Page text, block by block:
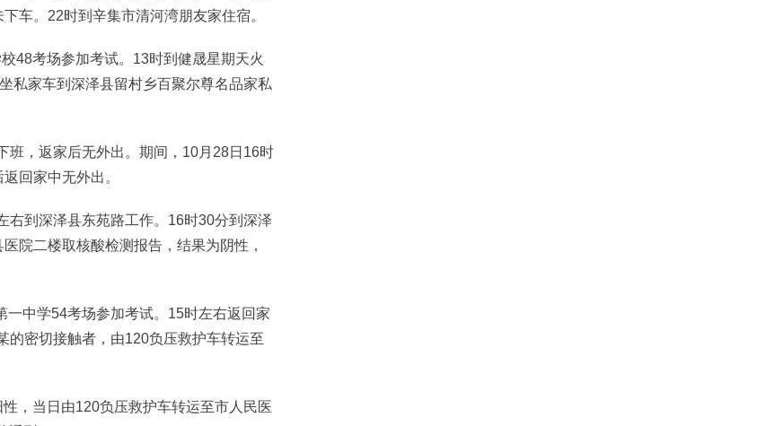
车。22时到辛集市清河湾朋友家住宿。
考场参加考试。13时到健晟星期天火
私家车到深泽县留村乡百聚尔尊名品家私
，返家后无外出。期间，10月28日16时
回家中无外出。
到深泽县东苑路工作。16时30分到深泽
院二楼取核酸检测报告，结果为阴性，
中学54考场参加考试。15时左右返回家
的密切接触者，由120负压救护车转运至
当日由120负压救护车转运至市人民医